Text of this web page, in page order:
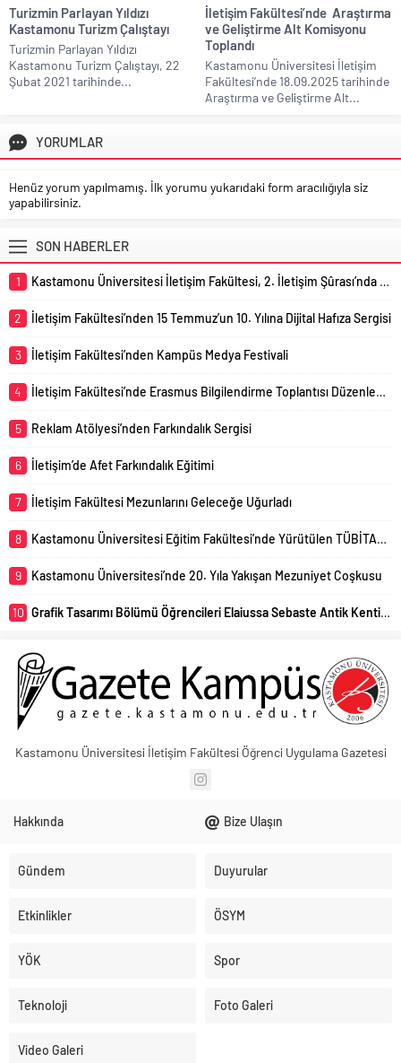
Turizmin Parlayan Yıldızı
Kastamonu Turizm Çalıştayı
Turizmin Parlayan Yıldızı
Kastamonu Turizm Çalıştayı, 22
Şubat 2021 tarihinde...
İletişim Fakültesi’nde Araştırma
ve Geliştirme Alt Komisyonu
Toplandı
Kastamonu Üniversitesi İletişim
Fakültesi’nde 18.09.2025 tarihinde
Araştırma ve Geliştirme Alt...
YORUMLAR
Henüz yorum yapılmamış. İlk yorumu yukarıdaki form aracılığıyla siz
yapabilirsiniz.
SON HABERLER
1 Kastamonu Üniversitesi İletişim Fakültesi, 2. İletişim Şûrası’nda Temsil Edildi
2 İletişim Fakültesi’nden 15 Temmuz’un 10. Yılına Dijital Hafıza Sergisi
3 İletişim Fakültesi’nden Kampüs Medya Festivali
4 İletişim Fakültesi’nde Erasmus Bilgilendirme Toplantısı Düzenlendi
5 Reklam Atölyesi’nden Farkındalık Sergisi
6 İletişim’de Afet Farkındalık Eğitimi
7 İletişim Fakültesi Mezunlarını Geleceğe Uğurladı
8 Kastamonu Üniversitesi Eğitim Fakültesi’nde Yürütülen TÜBİTAK 4005 Projesi Başarıyla Sonuçlandı
9 Kastamonu Üniversitesi’nde 20. Yıla Yakışan Mezuniyet Coşkusu
10 Grafik Tasarımı Bölümü Öğrencileri Elaiussa Sebaste Antik Kentini Uzmanlar Eşliğinde Yerinde İnceledi
Kastamonu Üniversitesi İletişim Fakültesi Öğrenci Uygulama Gazetesi
Hakkında Bize Ulaşın
Gündem Duyurular
Etkinlikler ÖSYM
YÖK Spor
Teknoloji Foto Galeri
Video Galeri